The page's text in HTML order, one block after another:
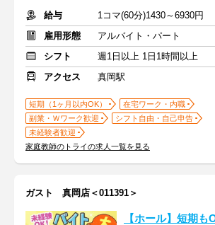
給与
1コマ(60分)1430～6930円
雇用形態
アルバイト・パート
シフト
週1日以上 1日1時間以上
アクセス
真岡駅
短期（1ヶ月以内OK）
在宅ワーク・内職
副業・Ｗワーク歓迎
シフト自由・自己申告
未経験者歓迎
家庭教師のトライの求人一覧を見る
ガスト 真岡店＜011391＞
【ホール】短期も